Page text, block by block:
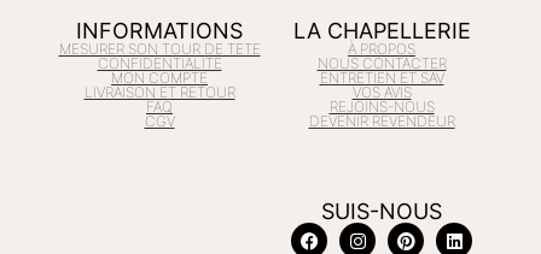
INFORMATIONS
MESURER SON TOUR DE TETE
CONFIDENTIALITÉ
MON COMPTE
LIVRAISON ET RETOUR
FAQ
CGV
LA CHAPELLERIE
À PROPOS
NOUS CONTACTER
ENTRETIEN ET SAV
VOS AVIS
REJOINS-NOUS
DEVENIR REVENDEUR
SUIS-NOUS